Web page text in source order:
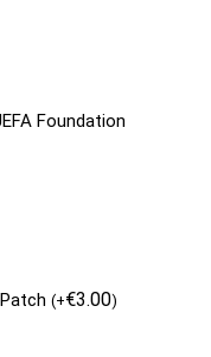
Foundation
Patch(+€3.00)